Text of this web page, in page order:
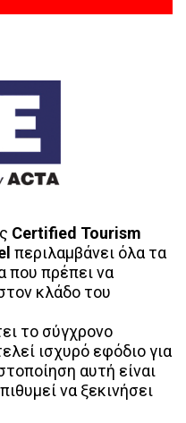
Certified Tourism
περιλαμβάνει όλα τα
που πρέπει να
κλάδο του
το σύγχρονο
ισχυρό εφόδιο για
αυτή είναι
να ξεκινήσει